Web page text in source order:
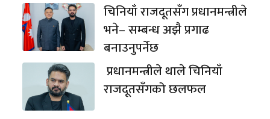
चिनियाँ राजदूतसँग प्रधानमन्त्रीले
भने– सम्बन्ध अझै प्रगाढ
बनाउनुपर्नेछ
प्रधानमन्त्रीले थाले चिनियाँ
राजदूतसँगको छलफल